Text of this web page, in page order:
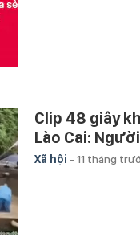
Clip 48 giây
Lào Cai:
Xã hội - 11 tháng